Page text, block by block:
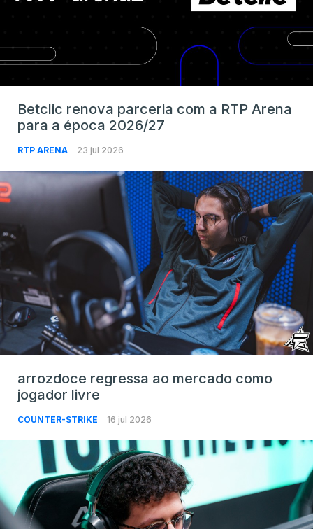
Betclic renova parceria com a RTP Arena
para a época 2026/27
RTP ARENA 23 jul 2026
arrozdoce regressa ao mercado como
jogador livre
COUNTER-STRIKE 16 jul 2026